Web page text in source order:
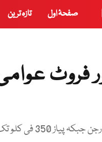
صفحۂ اول تازہ ترین
فروٹ